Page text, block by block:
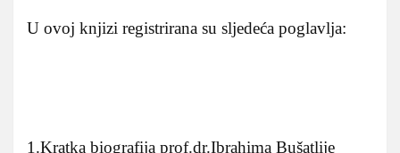
U ovoj knjizi registrirana su sljedeća poglavlja:
1.Kratka biografija prof.dr.Ibrahima Bušatlije